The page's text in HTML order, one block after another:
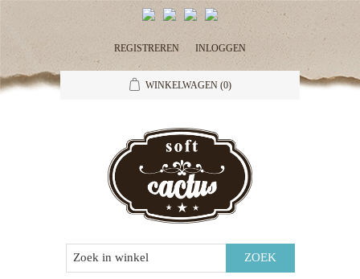
REGISTREREN INLOGGEN
WINKELWAGEN (0)